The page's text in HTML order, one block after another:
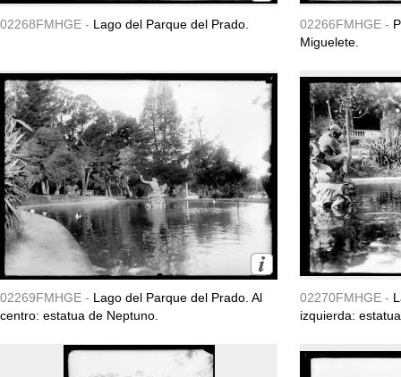
02268FMHGE - Lago del Parque del Prado. 02266FMHGE -
Miguelete.
02269FMHGE - Lago del Parque del Prado. Al
centro: estatua de Neptuno.
02270FMHGE -
izquierda: